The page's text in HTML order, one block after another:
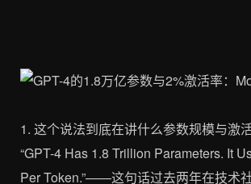
1. 这个说法到底在讲什么参数规模与激
“GPT-4 Has 1.8 Trillion Parameters. It
Per Token.”——这句话过去两年在技术